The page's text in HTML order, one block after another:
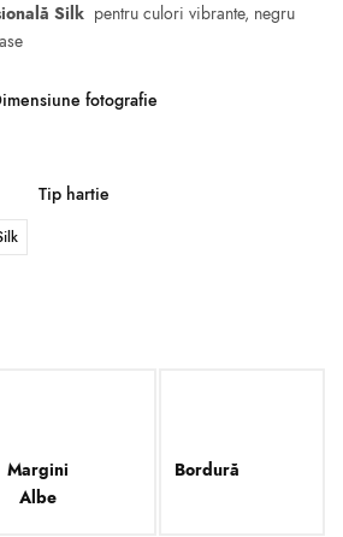
Silk pentru culori vibrante, negru
fotografie
Tip hartie
Margini
Albe
Bordură